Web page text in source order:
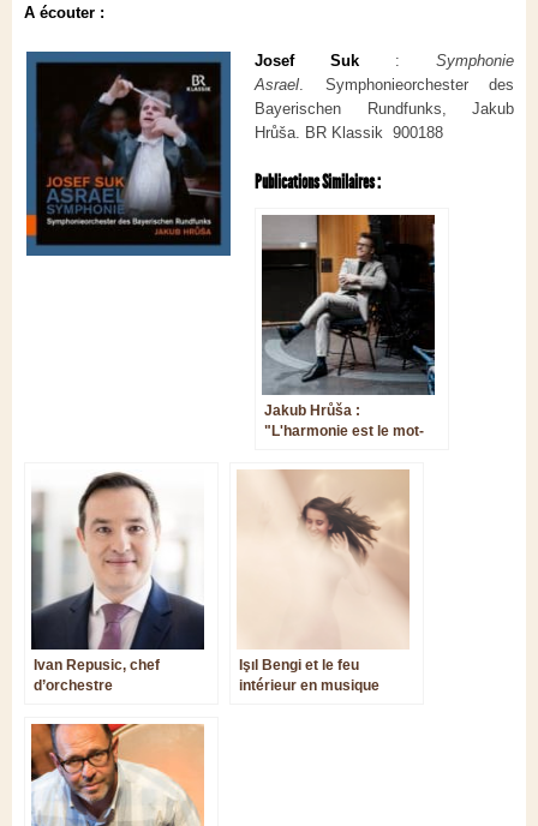
A écouter :
Josef Suk : Symphonie
Asrael. Symphonieorchester des
Bayerischen Rundfunks, Jakub
Hrůša. BR Klassik 900188
Publications Similaires :
Jakub Hrůša :
"L'harmonie est le mot-
Ivan Repusic, chef
d’orchestre
Işıl Bengi et le feu
intérieur en musique